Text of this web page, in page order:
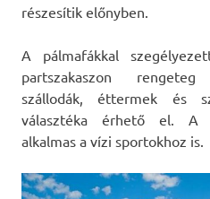
részesítik előnyben.
A pálmafákkal
partszakaszon
szállodák, éttermek és
választéka érhető el. A
alkalmas a vízi sportokhoz is.